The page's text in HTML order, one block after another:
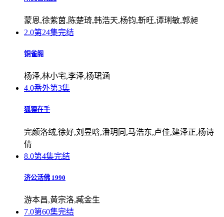
蒙恩,徐紫茵,陈楚琦,韩浩天,杨钧,靳旺,谭琍敏,郭昶
2.0第24集完结
铜雀阁
杨泽,林小宅,李泽,杨珺涵
4.0番外第3集
狐狸在手
完颜洛绒,徐好,刘昱晗,潘玥同,马浩东,卢佳,建泽正,杨诗
倩
8.0第4集完结
济公活佛 1990
游本昌,黄宗洛,臧金生
7.0第60集完结